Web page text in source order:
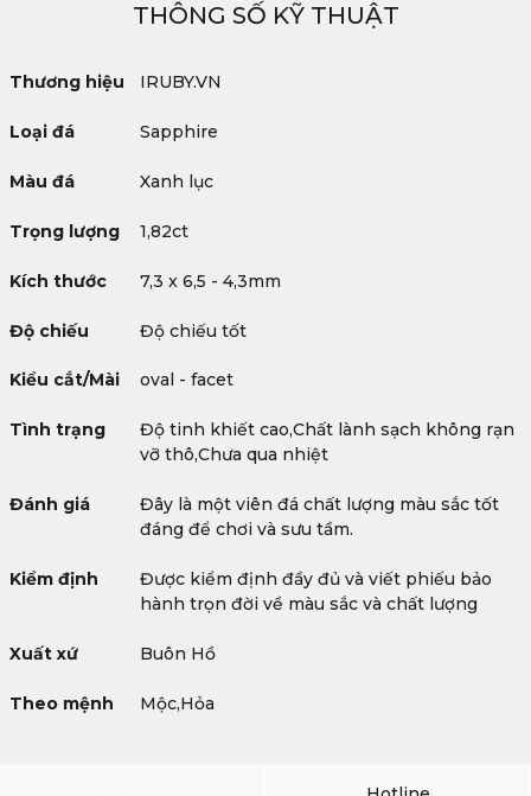
THÔNG SỐ KỸ THUẬT
Thương hiệu IRUBY.VN
Loại đá Sapphire
Màu đá Xanh lục
Trọng lượng 1,82ct
Kích thước 7,3 x 6,5 - 4,3mm
Độ chiếu Độ chiếu tốt
Kiểu cắt/Mài oval - facet
Tình trạng
Độ tinh khiết cao,Chất lành sạch không rạn
vỡ thô,Chưa qua nhiệt
Đánh giá
Đây là một viên đá chất lượng màu sắc tốt
đáng để chơi và sưu tầm.
Kiểm định
Được kiểm định đầy đủ và viết phiếu bảo
hành trọn đời về màu sắc và chất lượng
Xuất xứ Buôn Hồ
Theo mệnh Mộc,Hỏa